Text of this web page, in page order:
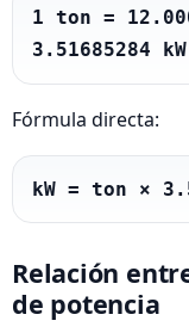
1 ton =
3.51685284 kW
Fórmula directa:
kW = ton ×
Relación
de potencia